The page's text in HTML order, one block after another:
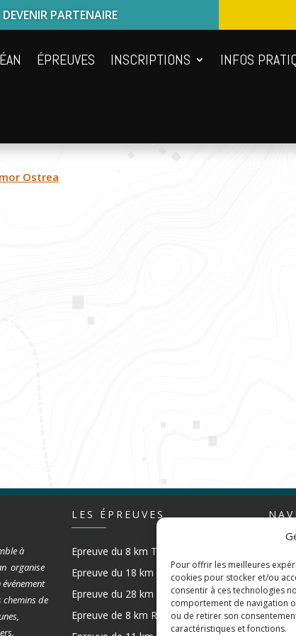
Pour offrir les meilleures
cookies pour stocker et/ou
consentir à ces technologies
comportement de navigation
ou de retirer son
caractéristiques et fonctions.
DEVENIR PARTENAIRE
ÉPREUVES INSCRIPTIONS INFOS
Ostrea
à
organise
événement
chemins de
LES ÉPREUVES
Epreuve du 8 km Trail
Epreuve du 18 km Trail
Epreuve du 28 km Trail
Epreuve de 8 km Rando (Bois)